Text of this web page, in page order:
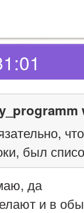
был
да
и в